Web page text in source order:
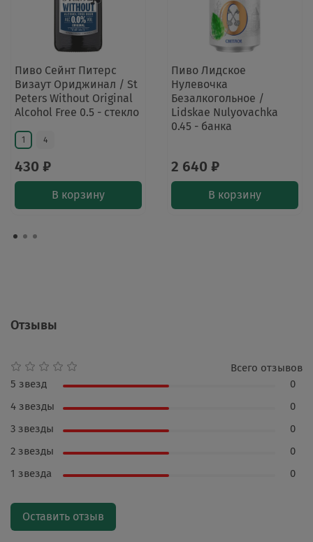
Пиво Сейнт Питерс
Визаут Ориджинал / St
Peters Without Original
Alcohol Free 0.5 - стекло
1 4
430 ₽
В корзину
Пиво Лидское
Нулевочка
Безалкогольное /
Lidskae Nulyovachka
0.45 - банка
2 640 ₽
В корзину
Отзывы
Всего отзывов
5 звезд
0
4 звезды
0
3 звезды
0
2 звезды
0
1 звезда
0
Оставить отзыв